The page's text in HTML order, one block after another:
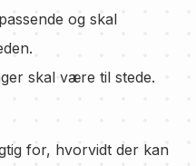
og skal
skal være til stede.
for, hvorvidt der kan